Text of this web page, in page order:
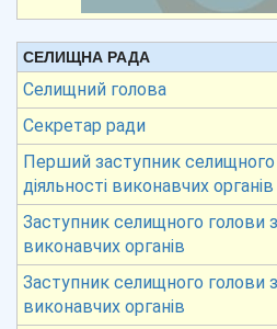
СЕЛИЩНА РАДА
Селищний голова
Секретар ради
Перший заступник селищного
діяльності виконавчих органів
Заступник селищного голови
виконавчих органів
Заступник селищного голови
виконавчих органів